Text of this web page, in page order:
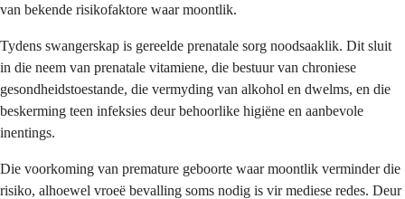
van bekende risikofaktore waar moontlik.
Tydens swangerskap is gereelde prenatale sorg noodsaaklik. Dit sluit
in die neem van prenatale vitamiene, die bestuur van chroniese
gesondheidstoestande, die vermyding van alkohol en dwelms, en die
beskerming teen infeksies deur behoorlike higiëne en aanbevole
inentings.
Die voorkoming van premature geboorte waar moontlik verminder die
risiko, alhoewel vroeë bevalling soms nodig is vir mediese redes. Deur